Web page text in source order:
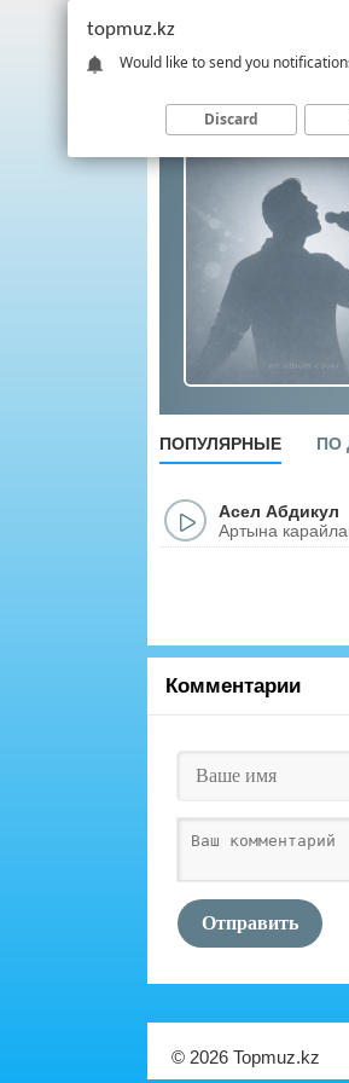
ПОПУЛЯРНЫЕ ПО
Асел Абдикул
Артына
Комментарии
Отправить
© 2026 Topmuz.kz
topmuz.kz
Would like to send you
Discard